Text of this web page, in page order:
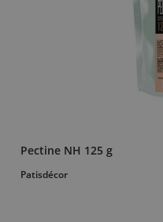
Pectine NH 125 g
Patisdécor